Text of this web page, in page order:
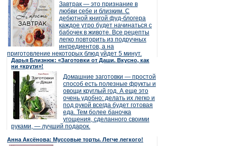
Завтрак — это признание в
любви себе и близким. С
дебютной книгой фуд-блогера
каждое утро будет начинаться с
бабочек в животе. Все рецепты
легко повторить из подручных
ингредиентов, а на
приготовление некоторых блюд уйдет 5 минут.
Дарья Близнюк: «Заготовки от Даши. Вкусно, как
ни «крути»!
Домашние заготовки — простой
способ есть полезные фрукты и
овощи круглый год. А еще это
очень удобно: делать их легко и
под рукой всегда будет готовая
еда. Тем более баночка
угощения, сделанного своими
руками, — лучший подарок.
Анна Аксёнова: Муссовые торты. Легче легкого!